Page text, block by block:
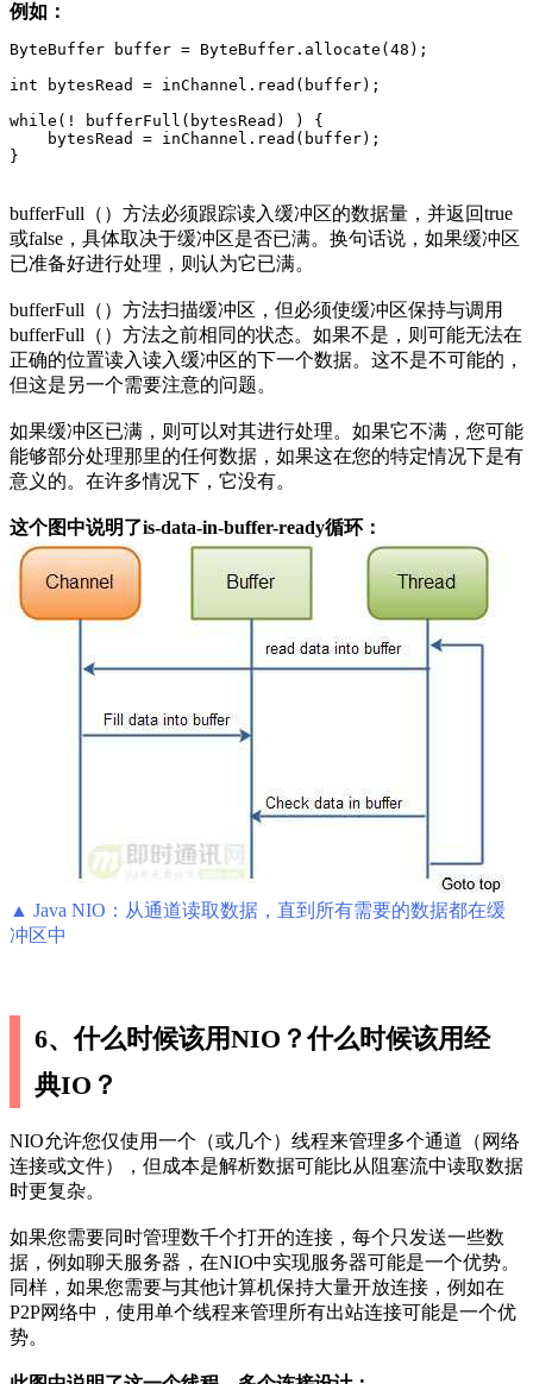
例如：
ByteBuffer buffer = ByteBuffer.allocate(48);
int bytesRead = inChannel.read(buffer);
while(! bufferFull(bytesRead) ) {
    bytesRead = inChannel.read(buffer);
}
bufferFull（）方法必须跟踪读入缓冲区的数据量，并返回true
或false，具体取决于缓冲区是否已满。换句话说，如果缓冲区
已准备好进行处理，则认为它已满。
bufferFull（）方法扫描缓冲区，但必须使缓冲区保持与调用
bufferFull（）方法之前相同的状态。如果不是，则可能无法在
正确的位置读入读入缓冲区的下一个数据。这不是不可能的，
但这是另一个需要注意的问题。
如果缓冲区已满，则可以对其进行处理。如果它不满，您可能
能够部分处理那里的任何数据，如果这在您的特定情况下是有
意义的。在许多情况下，它没有。
这个图中说明了is-data-in-buffer-ready循环：
▲ Java NIO：从通道读取数据，直到所有需要的数据都在缓
冲区中
6、什么时候该用NIO？什么时候该用经
典IO？
NIO允许您仅使用一个（或几个）线程来管理多个通道（网络
连接或文件），但成本是解析数据可能比从阻塞流中读取数据
时更复杂。
如果您需要同时管理数千个打开的连接，每个只发送一些数
据，例如聊天服务器，在NIO中实现服务器可能是一个优势。
同样，如果您需要与其他计算机保持大量开放连接，例如在
P2P网络中，使用单个线程来管理所有出站连接可能是一个优
势。